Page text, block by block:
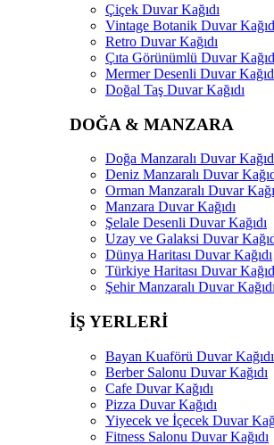
Çiçek Duvar Kağıdı
Vintage Botanik Duvar
Retro Duvar Kağıdı
Çıta Görünümlü Duvar
Mermer Desenli Duvar
Doğal Taş Duvar Kağıdı
DOĞA & MANZARA
Doğa Manzaralı Duvar
Deniz Manzaralı Duvar
Orman Manzaralı Duvar
Manzara Duvar Kağıdı
Şelale Desenli Duvar Kağıdı
Uzay ve Galaksi Duvar
Dünya Haritası Duvar Kağıdı
Türkiye Haritası Duvar
Şehir Manzaralı Duvar Kağıdı
İŞ YERLERİ
Bayan Kuaförü Duvar Kağıdı
Berber Salonu Duvar Kağıdı
Cafe Duvar Kağıdı
Pizza Duvar Kağıdı
Yiyecek ve İçecek Duvar
Fitness Salonu Duvar Kağıdı